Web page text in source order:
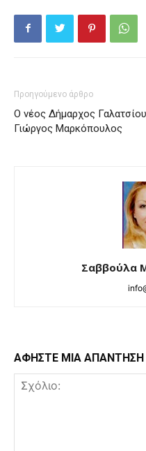
Προηγούμενο άρθρο
Ο νέος Δήμαρχος Γαλατσίου
Γιώργος Μαρκόπουλος
Σαββούλα
ΑΦΗΣΤΕ ΜΙΑ ΑΠΑΝΤΗΣΗ